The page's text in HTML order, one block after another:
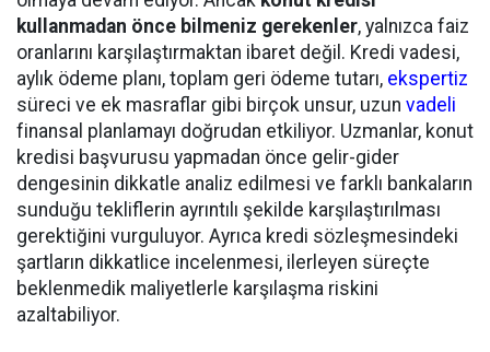
kullanmadan önce bilmeniz gerekenler, yalnızca faiz
oranlarını karşılaştırmaktan ibaret değil. Kredi vadesi,
aylık ödeme planı, toplam geri ödeme tutarı, ekspertiz
süreci ve ek masraflar gibi birçok unsur, uzun vadeli
finansal planlamayı doğrudan etkiliyor. Uzmanlar, konut
kredisi başvurusu yapmadan önce gelir-gider
dengesinin dikkatle analiz edilmesi ve farklı bankaların
sunduğu tekliflerin ayrıntılı şekilde karşılaştırılması
gerektiğini vurguluyor. Ayrıca kredi sözleşmesindeki
şartların dikkatlice incelenmesi, ilerleyen süreçte
beklenmedik maliyetlerle karşılaşma riskini
azaltabiliyor.